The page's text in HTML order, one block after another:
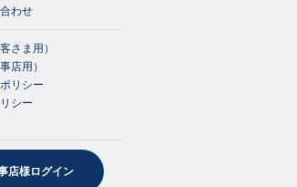
わせ
さま用）
店用）
リシー
シー
店様ログイン